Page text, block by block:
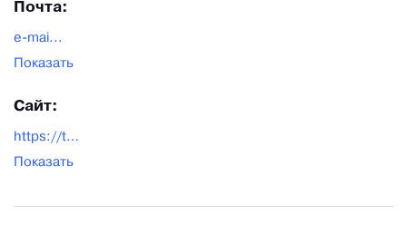
Почта:
e-mai...
Показать
Сайт:
https://tavifa.ru/
Показать